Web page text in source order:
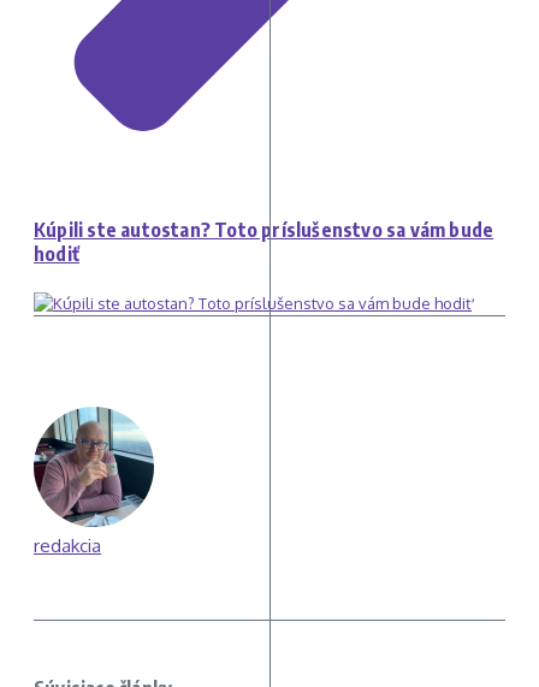
Kúpili ste autostan? Toto príslušenstvo sa vám bude
hodiť
redakcia